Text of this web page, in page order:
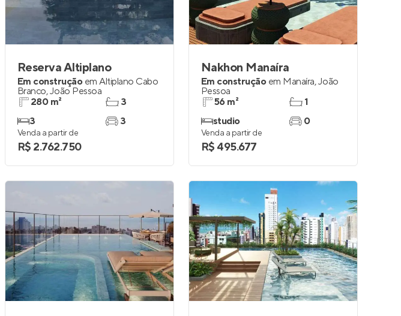
Reserva Altiplano
Em construção em Altiplano Cabo
Branco,João Pessoa
280 m²
3
3
3
Venda a partir de
R$ 2.762.750
Nakhon Manaíra
Em construção em Manaíra,João
Pessoa
56 m²
studio
1
0
Venda a partir de
R$ 495.677